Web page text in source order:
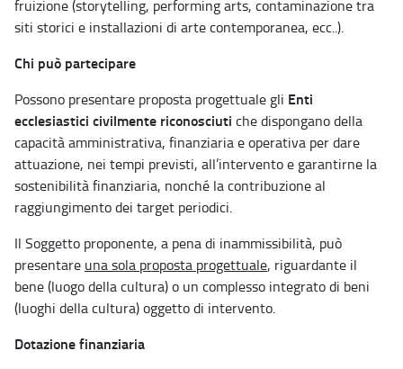
fruizione (storytelling, performing arts, contaminazione tra
siti storici e installazioni di arte contemporanea, ecc..).
Chi può partecipare
Possono presentare proposta progettuale gli Enti
ecclesiastici civilmente riconosciuti che dispongano della
capacità amministrativa, finanziaria e operativa per dare
attuazione, nei tempi previsti, all’intervento e garantirne la
sostenibilità finanziaria, nonché la contribuzione al
raggiungimento dei target periodici.
Il Soggetto proponente, a pena di inammissibilità, può
presentare una sola proposta progettuale, riguardante il
bene (luogo della cultura) o un complesso integrato di beni
(luoghi della cultura) oggetto di intervento.
Dotazione finanziaria